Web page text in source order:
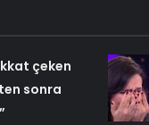
çeken
sonra